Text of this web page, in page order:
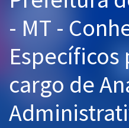
Graduação
OAB
Mentorias
Questões grátis
- MT -
Específicos
cargo de